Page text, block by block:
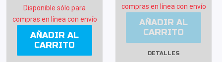
Disponible sólo para
compras en línea con envío
AÑADIR AL
CARRITO
compras en línea con envío
AÑADIR AL
CARRITO
DETALLES